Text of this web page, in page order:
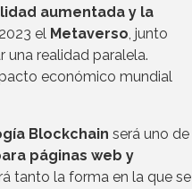
aumentada y la
el Metaverso, junto
una realidad paralela.
económico mundial
Blockchain será uno de
páginas web y
tanto la forma en la que se